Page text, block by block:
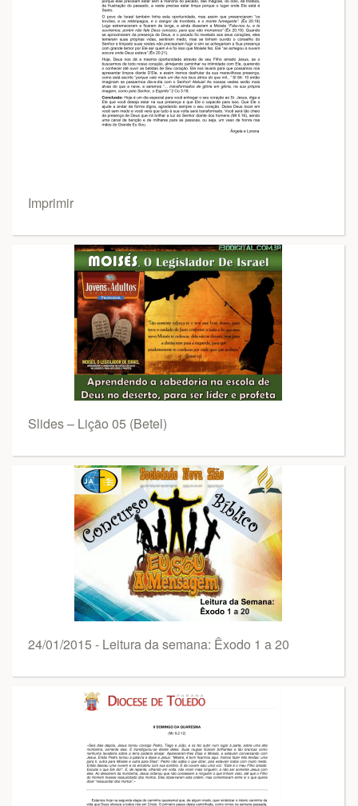
Imprimir
Slides – Lição 05 (Betel)
24/01/2015 - Leitura da semana: Êxodo 1 a 20